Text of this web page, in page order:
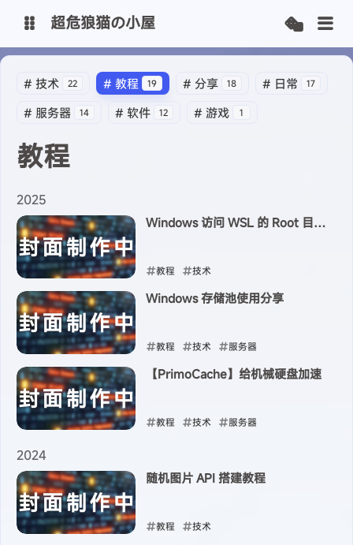
主博客
超危狼猫の小屋
# 技术 22 # 教程 19 # 分享 18 # 日常 17
# 服务器 14 # 软件 12 # 游戏 1
教程
2025
Windows 访问 WSL 的 Root 目录
教程 技术
2025-05-17
Windows 存储池使用分享
教程 技术 服务器
2025-04-12
【PrimoCache】给机械硬盘加速
教程 技术 服务器
2024
随机图片 API 搭建教程
教程 技术